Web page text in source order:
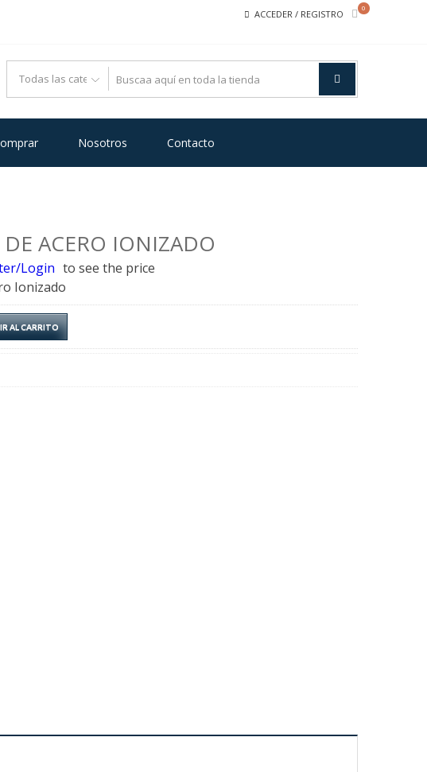
ACCEDER / REGISTRO
0
Nosotros Contacto
DE ACERO IONIZADO
Login to see the price
Ionizado
AL CARRITO